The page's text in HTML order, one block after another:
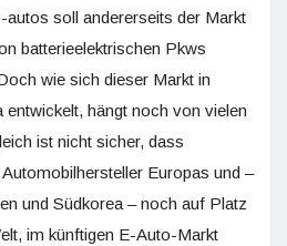
autos soll andererseits der Markt
batterieelektrischen Pkws
wie sich dieser Markt in
entwickelt, hängt noch von vielen
ist nicht sicher, dass
Europas und –
und Südkorea – noch auf Platz
im künftigen E-Auto-Markt